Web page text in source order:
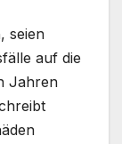
seien
auf die
Jahren